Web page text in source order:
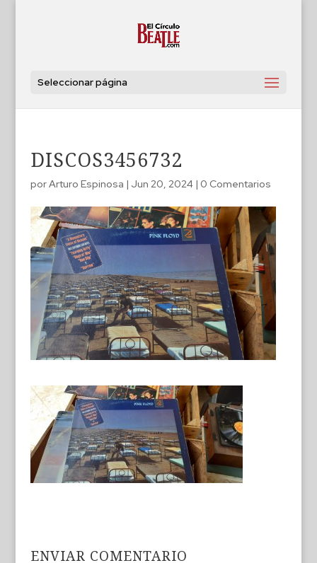
Seleccionar página
DISCOS3456732
porArturo Espinosa | Jun 20, 2024| 0 Comentarios
ENVIAR COMENTARIO